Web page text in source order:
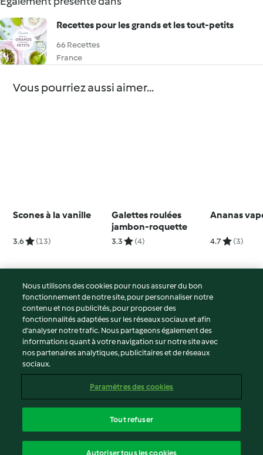
Recettes pour les grands et les tout-petits
66 Recettes
France
Vous pourriez aussi aimer...
Scones à la vanille
3.6 (13)
Galettes roulées
jambon-roquette
3.3 (4)
Ananas
4.7 (3)
© Copyright 2026
Conditions d'utilisation
Politique de confidentialité
Non-responsabilité
Mentions légales
Contenu du rapport
Déclaration d'accessibilité
Nous utilisons des cookies pour nous assurer du bon
fonctionnement de notre site, pour personnaliser notre
contenu et nos publicités, pour proposer des
fonctionnalités adaptées sur les réseaux sociaux et afin
d’analyser notre trafic. Nous partageons également des
informations quant à votre navigation sur notre site avec
nos partenaires analytiques, publicitaires et de réseaux
sociaux.
Paramètres des cookies
Tout refuser
Autoriser tous les cookies